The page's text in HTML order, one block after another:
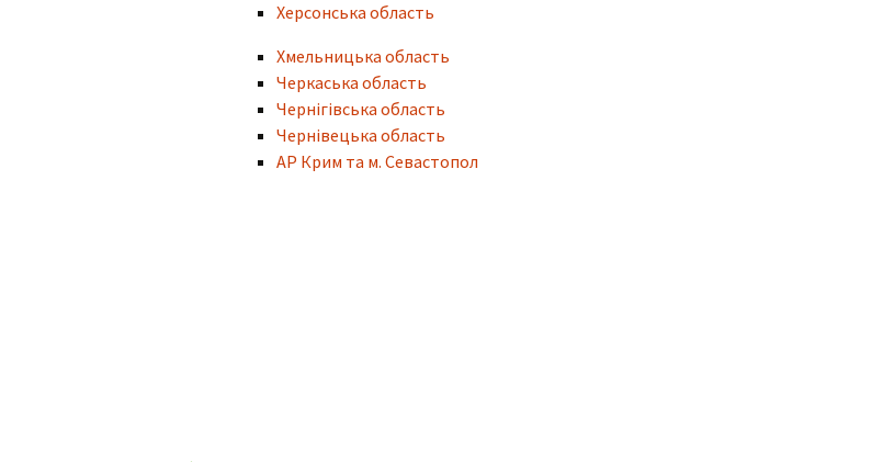
Маршрути для
транспортними
Херсонська область
Хмельницька область
Черкаська область
Чернігівська область
Чернівецька область
АР Крим та м. Севастопол